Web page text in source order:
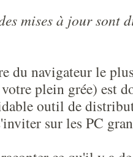
mises à jour sont
du navigateur le
plein grée) est
outil de
sur les PC